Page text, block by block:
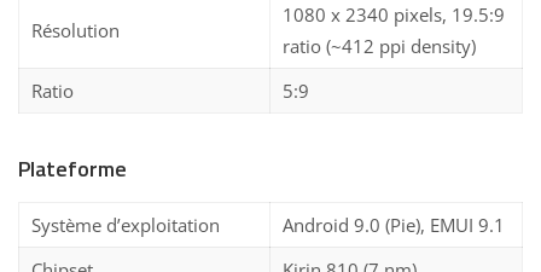
Résolution
1080 x 2340 pixels, 19.5:9
ratio (~412 ppi density)
Ratio
5:9
Plateforme
Système d’exploitation
Android 9.0 (Pie), EMUI 9.1